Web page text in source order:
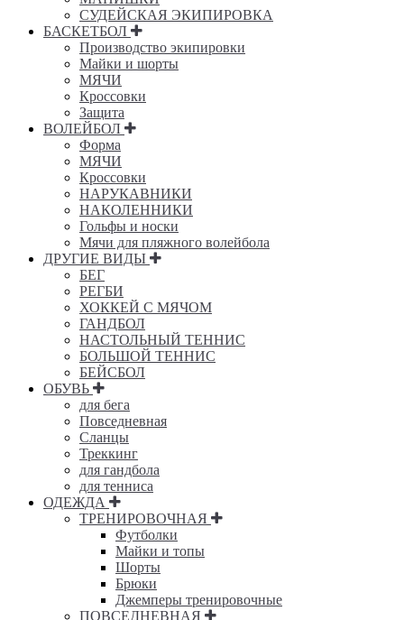
СУДЕЙСКАЯ ЭКИПИРОВКА
БАСКЕТБОЛ
Производство экипировки
Майки и шорты
МЯЧИ
Кроссовки
Защита
ВОЛЕЙБОЛ
Форма
МЯЧИ
Кроссовки
НАРУКАВНИКИ
НАКОЛЕННИКИ
Гольфы и носки
Мячи для пляжного волейбола
ДРУГИЕ ВИДЫ
БЕГ
РЕГБИ
ХОККЕЙ С МЯЧОМ
ГАНДБОЛ
НАСТОЛЬНЫЙ ТЕННИС
БОЛЬШОЙ ТЕННИС
БЕЙСБОЛ
ОБУВЬ
для бега
Повседневная
Сланцы
Треккинг
для гандбола
для тенниса
ОДЕЖДА
ТРЕНИРОВОЧНАЯ
Футболки
Майки и топы
Шорты
Брюки
Джемперы тренировочные
ПОВСЕДНЕВНАЯ